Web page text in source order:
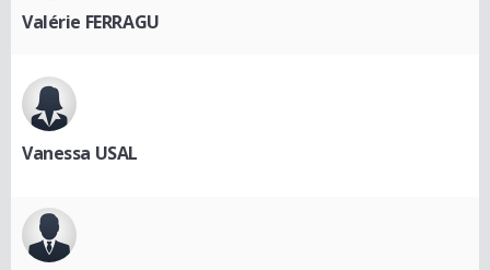
Valérie FERRAGU
Vanessa USAL